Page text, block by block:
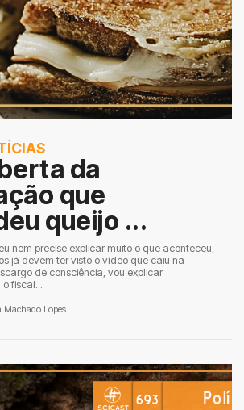
da
que
queijo ...
nem precise explicar muito o que aconteceu,
já devem ter visto o vídeo que caiu na
de consciência, vou explicar
fiscal...
Machado Lopes